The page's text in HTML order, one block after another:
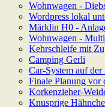
Wohnwagen -
Wordpress lokal
Märklin H0 -
Wohnwagen -
Kehrschleife mit
Camping Gerli
Car-System auf
Finale Planung vor
Korkenzieher-
Knusprige